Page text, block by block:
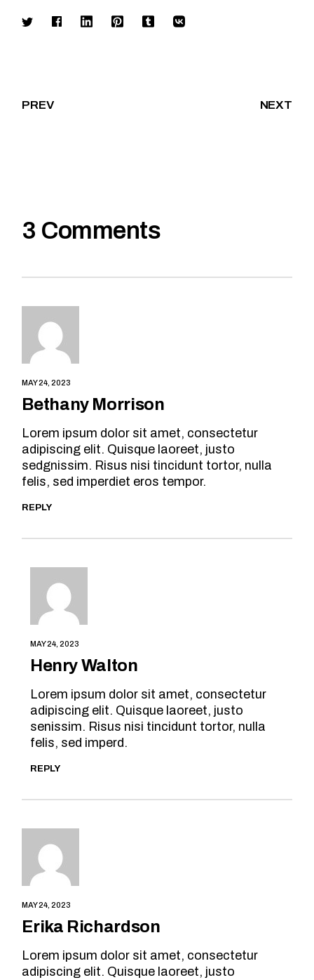
PREV NEXT
3 Comments
MAY 24, 2023
Bethany Morrison
Lorem ipsum dolor sit amet, consectetur
adipiscing elit. Quisque laoreet, justo
sedgnissim. Risus nisi tincidunt tortor, nulla
felis, sed imperdiet eros tempor.
REPLY
MAY 24, 2023
Henry Walton
Lorem ipsum dolor sit amet, consectetur
adipiscing elit. Quisque laoreet, justo
senissim. Risus nisi tincidunt tortor, nulla
felis, sed imperd.
REPLY
MAY 24, 2023
Erika Richardson
Lorem ipsum dolor sit amet, consectetur
adipiscing elit. Quisque laoreet, justo